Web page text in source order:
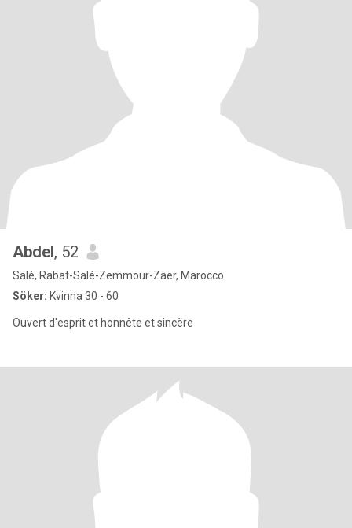
Abdel, 52
Salé, Rabat-Salé-Zemmour-Zaër, Marocco
Söker: Kvinna 30 - 60
Ouvert d'esprit et honnête et sincère